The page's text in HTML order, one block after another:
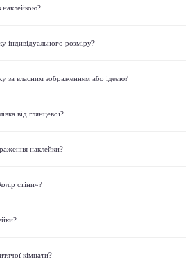
індивідуального розміру?
за власним зображенням або ідеєю?
від глянцевої?
наклейки?
стіни»?
кімнати?